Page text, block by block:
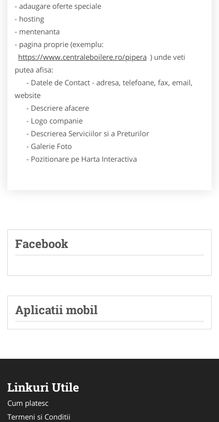
- adaugare oferte speciale
- hosting
- mentenanta
- pagina proprie (exemplu:
https://www.centraleboilere.ro/pipera ) unde veti
putea afisa:
- Datele de Contact - adresa, telefoane, fax, email,
website
- Descriere afacere
- Logo companie
- Descrierea Serviciilor si a Preturilor
- Galerie Foto
- Pozitionare pe Harta Interactiva
Facebook
Aplicatii mobil
Linkuri Utile
Cum platesc
Termeni si Conditii